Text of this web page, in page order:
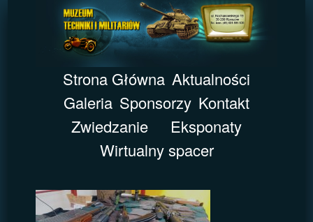
Strona Główna Aktualności
Galeria Sponsorzy Kontakt
Zwiedzanie
Eksponaty
Wirtualny spacer